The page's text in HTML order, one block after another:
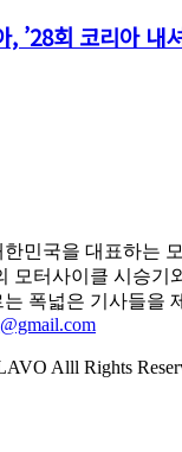
, ’28회 코리아 내
민국을 대표하는
모터사이클 시승기
폭넓은 기사들을
Alll Rights